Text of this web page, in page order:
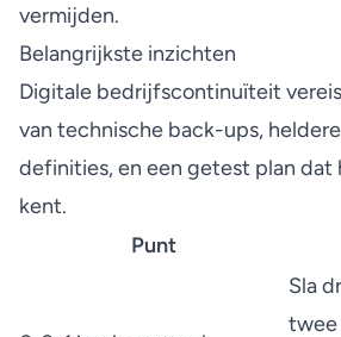
vermijden.
Belangrijkste inzichten
Digitale bedrijfscontinuïteit
van technische back-ups, heldere
definities, en een getest plan dat
kent.
Punt
Sla
twee